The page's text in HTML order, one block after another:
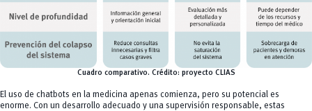
Cuadro comparativo. Crédito: proyecto CLIAS
El uso de chatbots en la medicina apenas comienza, pero su potencial es
enorme. Con un desarrollo adecuado y una supervisión responsable, estas